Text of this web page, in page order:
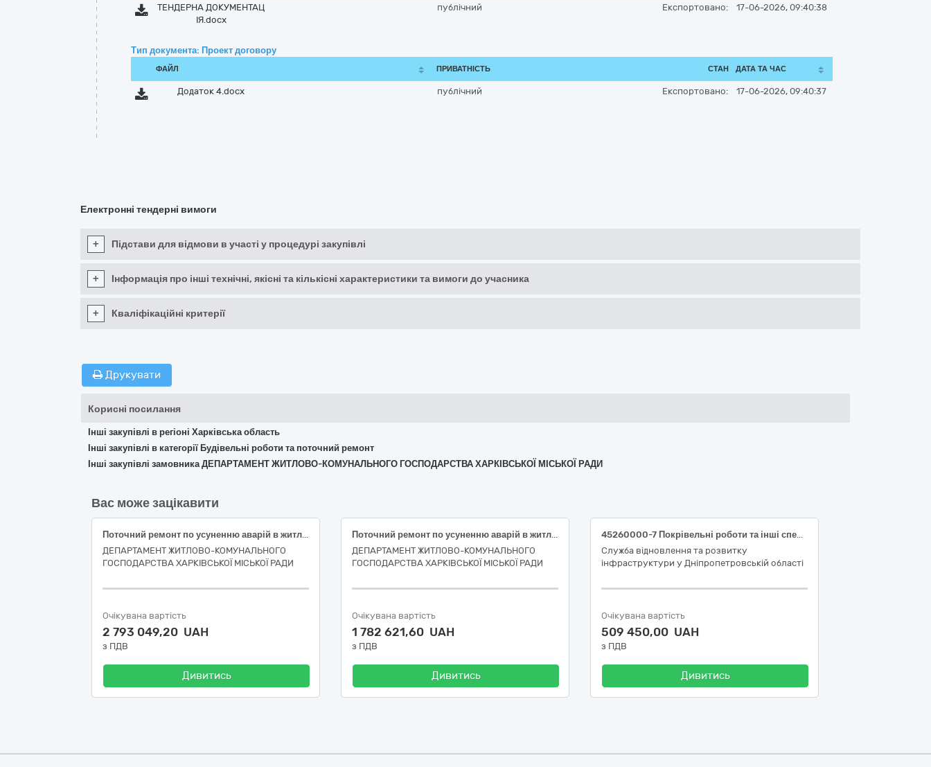
ТЕНДЕРНА ДОКУМЕНТАЦ
ІЯ.docx
публічний Експортовано: 17-06-2026, 09:40:38
Тип документа: Проект договору
ФАЙЛ ПРИВАТНІСТЬ СТАН ДАТА ТА ЧАС
Додаток 4.docx публічний Експортовано: 17-06-2026, 09:40:37
Електронні тендерні вимоги
+ Підстави для відмови в участі у процедурі закупівлі
+ Інформація про інші технічні, якісні та кількісні характеристики та вимоги до учасника
+ Кваліфікаційні критерії
Друкувати
Корисні посилання
Інші закупівлі в регіоні Харківська область
Інші закупівлі в категорії Будівельні роботи та поточний ремонт
Інші закупівлі замовника ДЕПАРТАМЕНТ ЖИТЛОВО-КОМУНАЛЬНОГО ГОСПОДАРСТВА ХАРКІВСЬКОЇ МІСЬКОЇ РАДИ
Вас може зацікавити
Поточний ремонт по усуненню аварій в житловому фонді багатоквартирного будинку за адресою: вулиця Косарєва, 29, місто Харків (код ДК 021:2015-45260000-7 Покрівельні роботи та інші спеціалізовані будівельні роботи)
ДЕПАРТАМЕНТ ЖИТЛОВО-КОМУНАЛЬНОГО
ГОСПОДАРСТВА ХАРКІВСЬКОЇ МІСЬКОЇ РАДИ
Очікувана вартість
2 793 049,20 UAH
з ПДВ
Дивитись
Поточний ремонт по усуненню аварій в житловому фонді багатоквартирного будинку за адресою: вулиця Гвардійців-Широнінців, 40-Д, місто Харків (код ДК 021:2015-45260000-7 Покрівельні роботи та інші спеціалізовані будівельні роботи)
ДЕПАРТАМЕНТ ЖИТЛОВО-КОМУНАЛЬНОГО
ГОСПОДАРСТВА ХАРКІВСЬКОЇ МІСЬКОЇ РАДИ
Очікувана вартість
1 782 621,60 UAH
з ПДВ
Дивитись
45260000-7 Покрівельні роботи та інші спеціалізовані будівельні роботи(Поточний ремонт покрівлі адміністративної будівлі за адресою: м.Дніпро, вул.Паторжинського,17)
Служба відновлення та розвитку
інфраструктури у Дніпропетровській області
Очікувана вартість
509 450,00 UAH
з ПДВ
Дивитись